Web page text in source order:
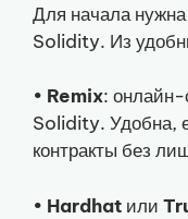
Для начала
Solidity. Из
• Remix: онлайн-
Solidity. Удобна,
контракты без
• Hardhat или